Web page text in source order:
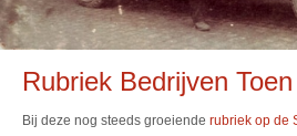
Rubriek Bedrijven
Bij deze nog steeds groeiende rubriek op de